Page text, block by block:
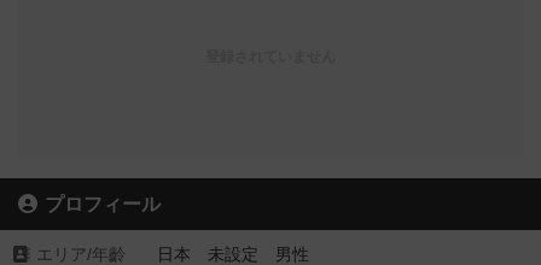
プロフィール
エリア/年齡 日本 未設定 男性